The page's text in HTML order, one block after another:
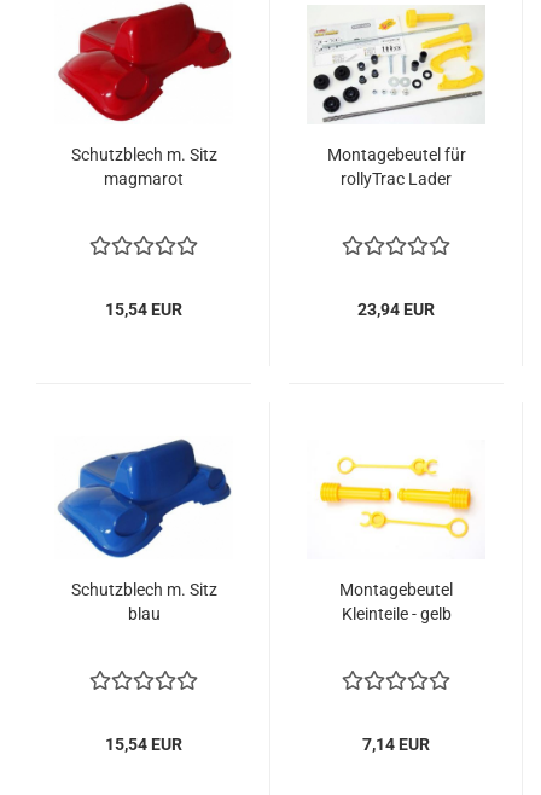
Schutzblech m. Sitz
magmarot
15,54 EUR
Montagebeutel für
rollyTrac Lader
23,94 EUR
Schutzblech m. Sitz
blau
15,54 EUR
Montagebeutel
Kleinteile - gelb
7,14 EUR